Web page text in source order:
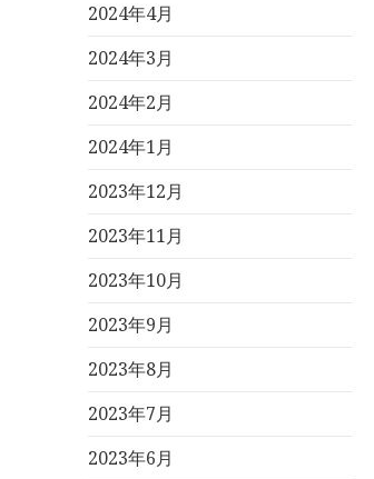
2024年4月
2024年3月
2024年2月
2024年1月
2023年12月
2023年11月
2023年10月
2023年9月
2023年8月
2023年7月
2023年6月